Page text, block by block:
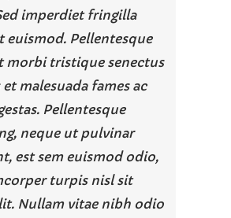
imperdiet fringilla
euismod. Pellentesque
morbi tristique senectus
malesuada fames ac
Pellentesque
neque ut pulvinar
est sem euismod odio,
turpis nisl sit
Nullam vitae nibh odio